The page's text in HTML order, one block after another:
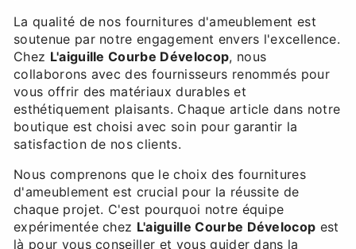
La qualité de nos fournitures d'ameublement est
soutenue par notre engagement envers l'excellence.
Chez L'aiguille Courbe Dévelocop, nous
collaborons avec des fournisseurs renommés pour
vous offrir des matériaux durables et
esthétiquement plaisants. Chaque article dans notre
boutique est choisi avec soin pour garantir la
satisfaction de nos clients.
Nous comprenons que le choix des fournitures
d'ameublement est crucial pour la réussite de
chaque projet. C'est pourquoi notre équipe
expérimentée chez L'aiguille Courbe Dévelocop est
là pour vous conseiller et vous guider dans la